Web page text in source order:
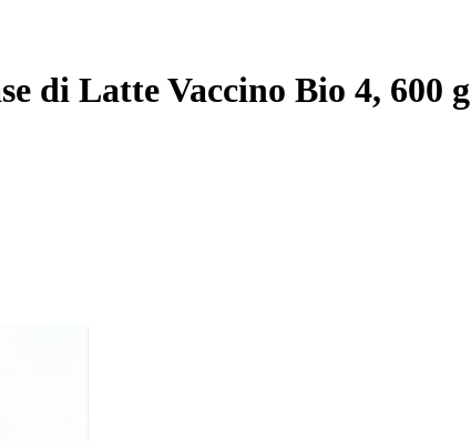
di Latte Vaccino Bio 4, 600 g